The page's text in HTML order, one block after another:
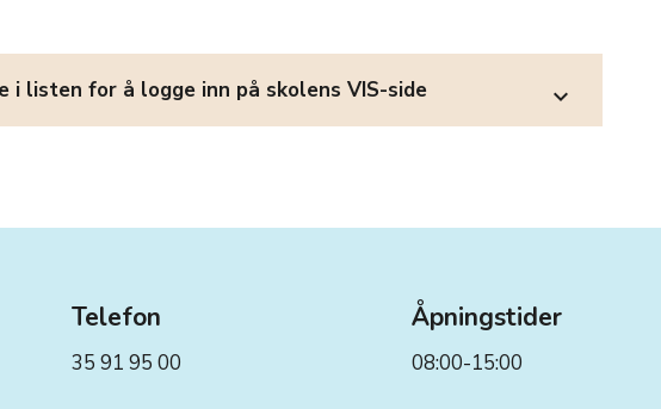
i listen for å logge inn på skolens VIS-side expand_more
Telefon
35 91 95 00
Åpningstider
08:00-15:00